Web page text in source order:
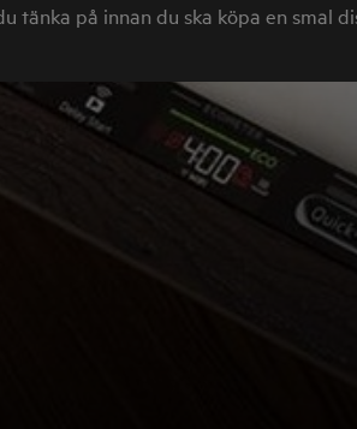
tänka på innan du ska köpa en smal